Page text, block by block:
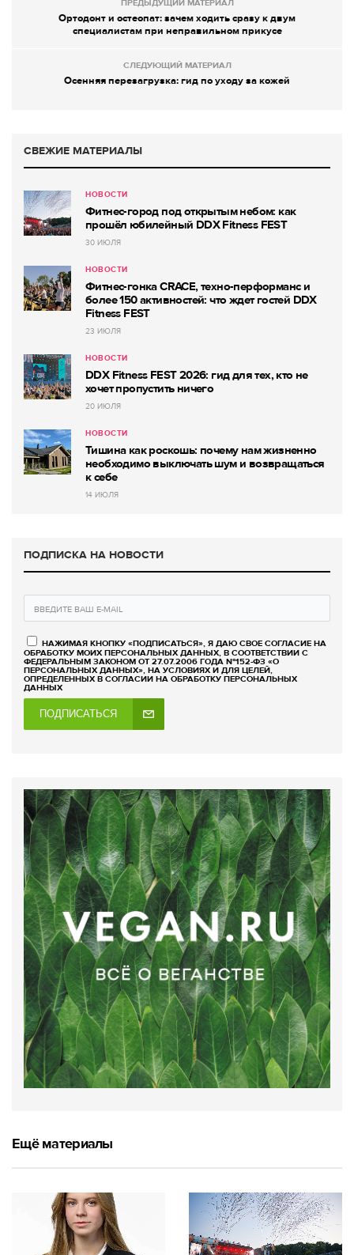
ПРЕДЫДУЩИЙ МАТЕРИАЛ
Ортодонт и остеопат: зачем ходить сразу к двум
специалистам при неправильном прикусе
СЛЕДУЮЩИЙ МАТЕРИАЛ
Осенняя перезагрузка: гид по уходу за кожей
СВЕЖИЕ МАТЕРИАЛЫ
НОВОСТИ
Фитнес-город под открытым небом: как
прошёл юбилейный DDX Fitness FEST
30 ИЮЛЯ
НОВОСТИ
Фитнес-гонка CRACE, техно-перформанс и
более 150 активностей: что ждет гостей DDX
Fitness FEST
23 ИЮЛЯ
НОВОСТИ
DDX Fitness FEST 2026: гид для тех, кто не
хочет пропустить ничего
20 ИЮЛЯ
НОВОСТИ
Тишина как роскошь: почему нам жизненно
необходимо выключать шум и возвращаться
к себе
14 ИЮЛЯ
ПОДПИСКА НА НОВОСТИ
НАЖИМАЯ КНОПКУ «ПОДПИСАТЬСЯ», Я ДАЮ СВОЕ СОГЛАСИЕ НА
ОБРАБОТКУ МОИХ ПЕРСОНАЛЬНЫХ ДАННЫХ, В СООТВЕТСТВИИ С
ФЕДЕРАЛЬНЫМ ЗАКОНОМ ОТ 27.07.2006 ГОДА №152-ФЗ «О
ПЕРСОНАЛЬНЫХ ДАННЫХ», НА УСЛОВИЯХ И ДЛЯ ЦЕЛЕЙ,
ОПРЕДЕЛЕННЫХ В СОГЛАСИИ НА ОБРАБОТКУ ПЕРСОНАЛЬНЫХ
ДАННЫХ
ПОДПИСАТЬСЯ
Ещё материалы